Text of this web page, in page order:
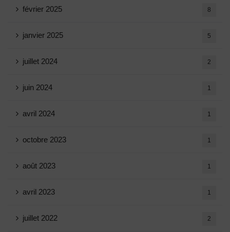
février 2025 8
janvier 2025 5
juillet 2024 2
juin 2024 1
avril 2024 1
octobre 2023 1
août 2023 1
avril 2023 1
juillet 2022 2